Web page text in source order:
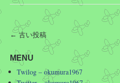
← 古い投稿
MENU
Twilog – okumura1967